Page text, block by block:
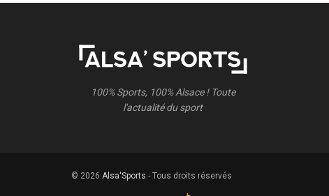
100% Sports, 100% Alsace ! Toute
l'actualité du sport
© 2026 Alsa'Sports - Tous droits réservés